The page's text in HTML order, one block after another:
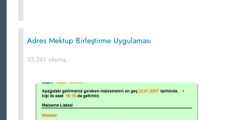
Adres Mektup Birleştirme Uygulaması
33,361 okuma,